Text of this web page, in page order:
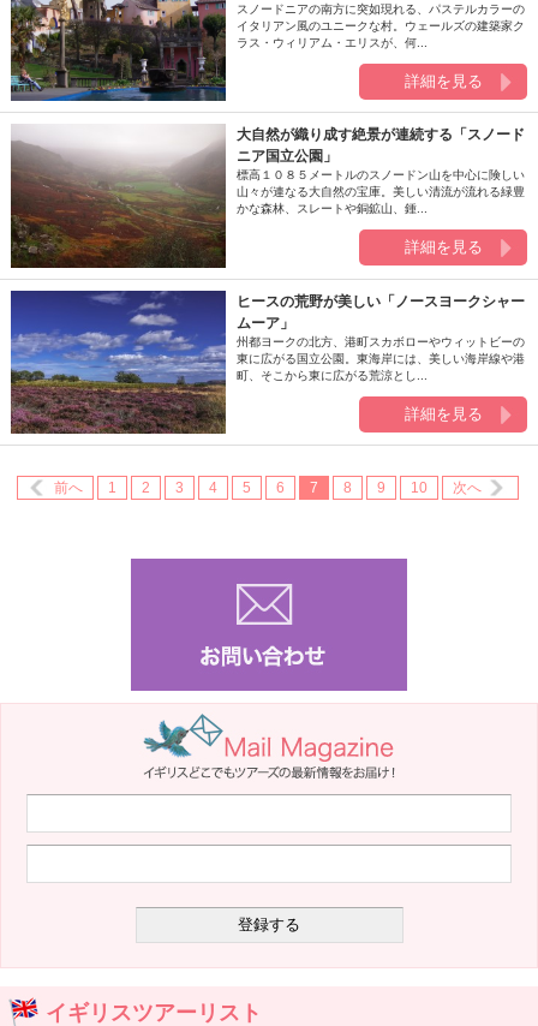
スノードニアの南方に突如現れる、パステルカラーの
イタリアン風のユニークな村。ウェールズの建築家ク
ラス・ウィリアム・エリスが、何...
詳細を見る
大自然が織り成す絶景が連続する「スノード
ニア国立公園」
標高１０８５メートルのスノードン山を中心に険しい
山々が連なる大自然の宝庫。美しい清流が流れる緑豊
かな森林、スレートや銅鉱山、鍾...
詳細を見る
ヒースの荒野が美しい「ノースヨークシャー
ムーア」
州都ヨークの北方、港町スカボローやウィットビーの
東に広がる国立公園。東海岸には、美しい海岸線や港
町、そこから東に広がる荒涼とし...
詳細を見る
前へ 1 2 3 4 5 6 7 8 9 10 次へ
イギリスツアーリスト